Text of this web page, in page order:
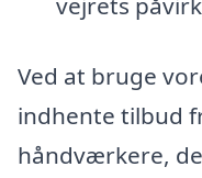
Ved at bruge
indhente tilbud
håndværkere,